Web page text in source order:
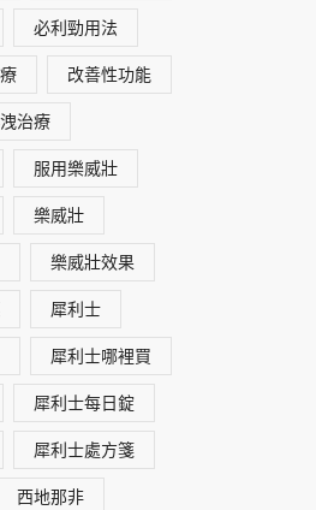
必利勁用法
改善性功能
治療
服用樂威壯
樂威壯
樂威壯效果
犀利士
犀利士哪裡買
犀利士每日錠
犀利士處方箋
西地那非